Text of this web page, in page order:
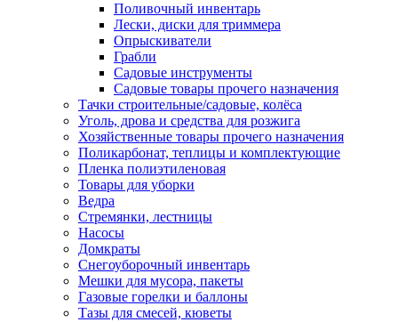
Поливочный инвентарь
Лески, диски для триммера
Опрыскиватели
Грабли
Садовые инструменты
Садовые товары прочего назначения
Тачки строительные/садовые, колёса
Уголь, дрова и средства для розжига
Хозяйственные товары прочего назначения
Поликарбонат, теплицы и комплектующие
Пленка полиэтиленовая
Товары для уборки
Ведра
Стремянки, лестницы
Насосы
Домкраты
Снегоуборочный инвентарь
Мешки для мусора, пакеты
Газовые горелки и баллоны
Тазы для смесей, кюветы